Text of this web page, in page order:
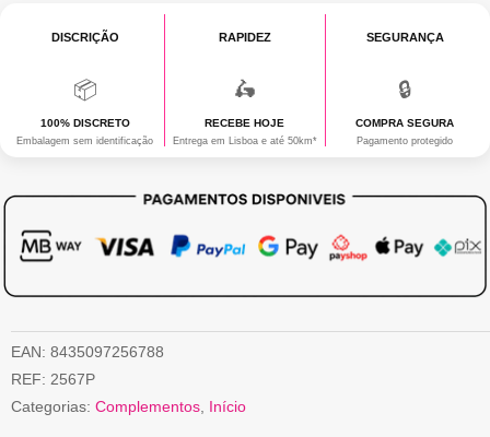
DE
IDENTIDADE
ELE
DISCRIÇÃO
📦
100% DISCRETO
Embalagem sem identificação
RAPIDEZ
🛵
RECEBE HOJE
Entrega em Lisboa e até 50km*
SEGURANÇA
🔒
COMPRA SEGURA
Pagamento protegido
EAN: 8435097256788
REF: 2567P
Categorias: Complementos, Início